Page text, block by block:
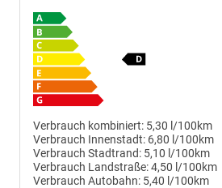
Verbrauch kombiniert: 5,30 l/100km
Verbrauch Innenstadt: 6,80 l/100km
Verbrauch Stadtrand: 5,10 l/100km
Verbrauch Landstraße:4,50 l/100km
Verbrauch Autobahn: 5,40 l/100km